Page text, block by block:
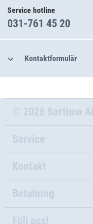
Service hotline
031-761 45 20
Kontaktformulär
© 2026 Sortimo
Service
Kontakt
Betalning
Följ oss!